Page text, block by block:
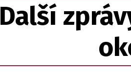
Další